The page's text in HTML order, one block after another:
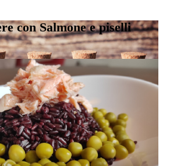
con Salmone e piselli